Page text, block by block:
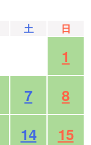
土 日
1
7
8
14
15